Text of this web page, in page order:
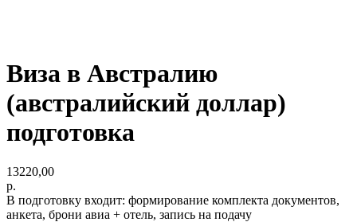
Виза в Австралию
(австралийский доллар)
подготовка
13220,00
р.
В подготовку входит: формирование комплекта документов,
анкета, брони авиа + отель, запись на подачу